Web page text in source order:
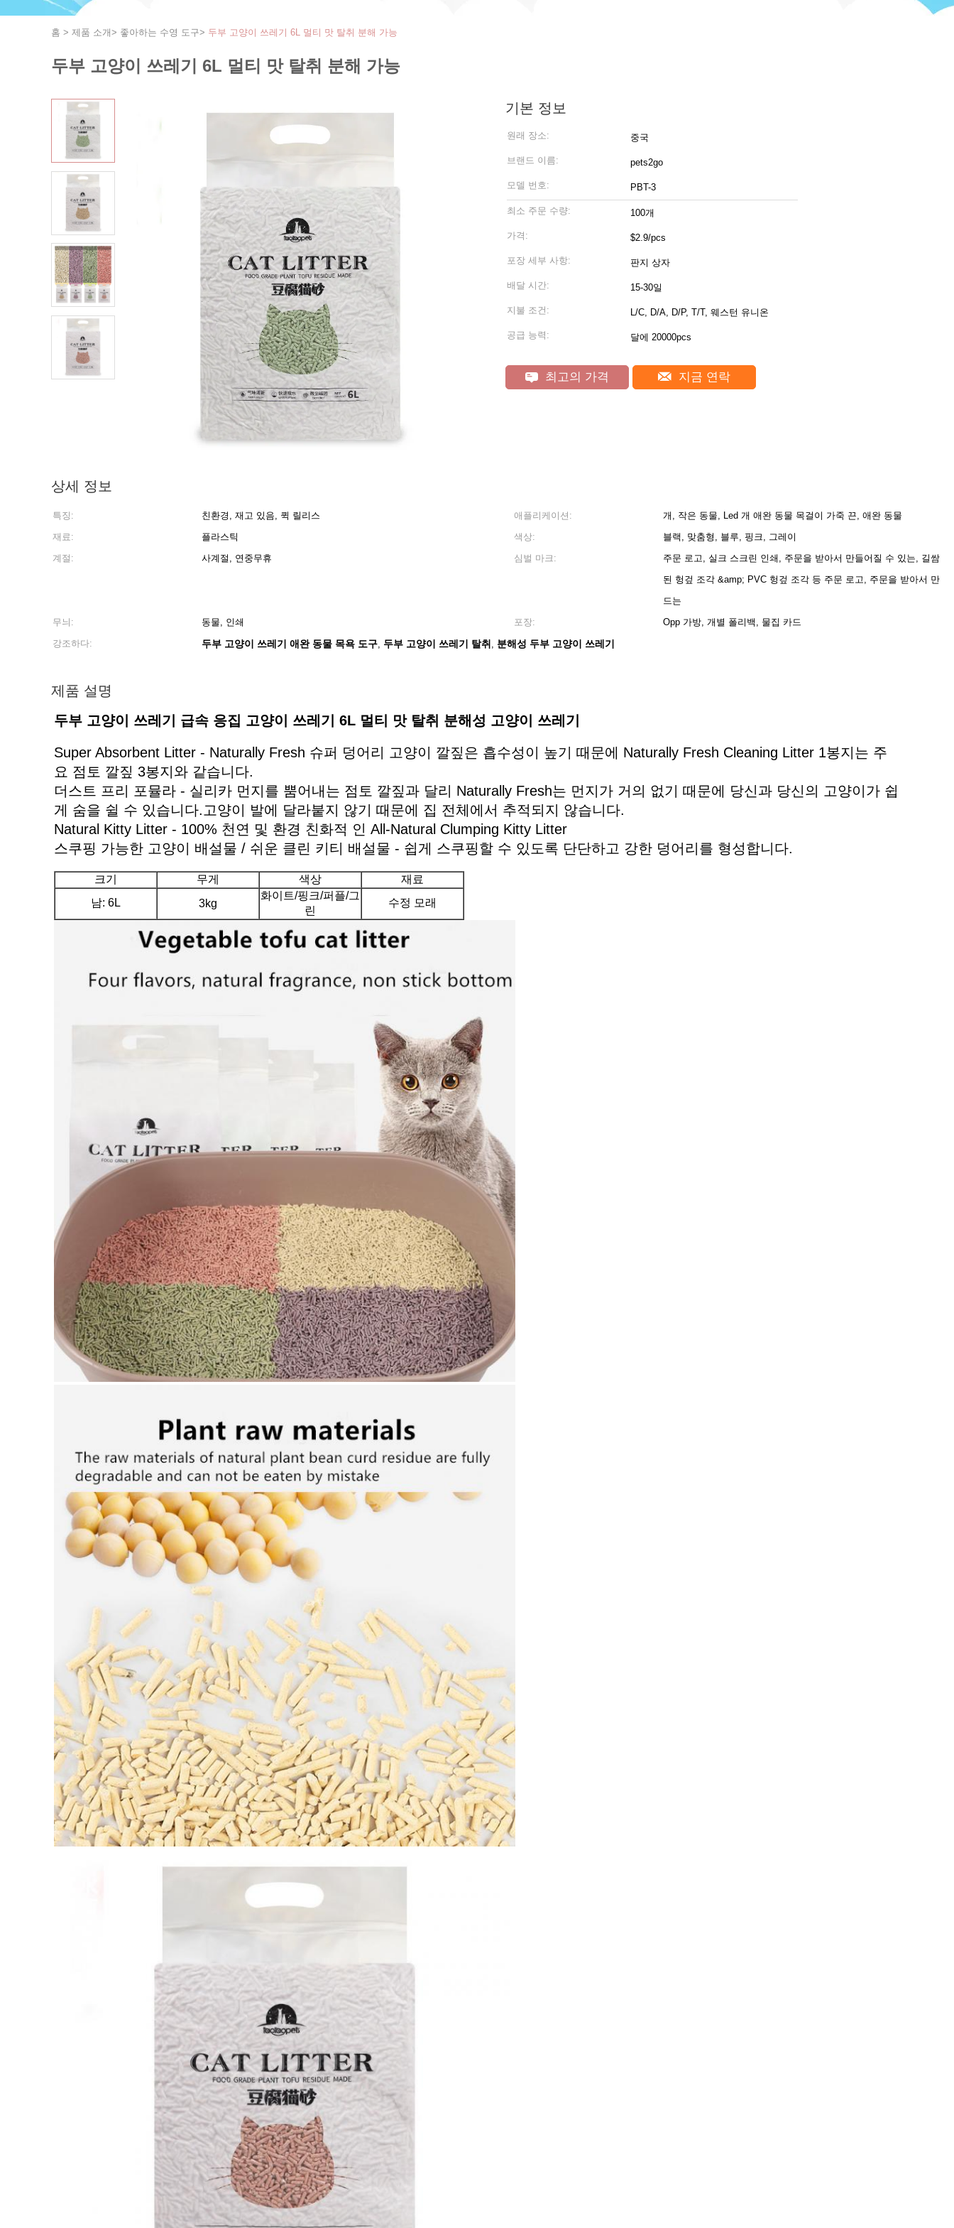
홈 > 제품 소개> 좋아하는 수영 도구> 두부 고양이 쓰레기 6L 멀티 맛 탈취 분해 가능
두부 고양이 쓰레기 6L 멀티 맛 탈취 분해 가능
기본 정보
원래 장소: 중국
브랜드 이름: pets2go
모델 번호: PBT-3
최소 주문 수량: 100개
가격: $2.9/pcs
포장 세부 사항: 판지 상자
배달 시간: 15-30일
지불 조건: L/C, D/A, D/P, T/T, 웨스턴 유니온
공급 능력: 달에 20000pcs
최고의 가격 지금 연락
상세 정보
특징: 친환경, 재고 있음, 퀵 릴리스 애플리케이션:
개, 작은 동물, Led 개 애완 동물 목걸이 가죽 끈, 애완 동물
재료:
플라스틱 색상:
블랙, 맞춤형, 블루, 핑크, 그레이
계절:
사계절, 연중무휴 심벌 마크:
주문 로고, 실크 스크린 인쇄, 주문을 받아서 만들어질 수 있는, 길쌈
된 헝겊 조각 &amp; PVC 헝겊 조각 등 주문 로고, 주문을 받아서 만
드는
무늬:
동물, 인쇄 포장:
Opp 가방, 개별 폴리백, 물집 카드
강조하다:
두부 고양이 쓰레기 애완 동물 목욕 도구, 두부 고양이 쓰레기 탈취 , 분해성 두부 고양이 쓰레기
제품 설명
두부 고양이 쓰레기 급속 응집 고양이 쓰레기 6L 멀티 맛 탈취 분해성 고양이 쓰레기
Super Absorbent Litter - Naturally Fresh 슈퍼 덩어리 고양이 깔짚은 흡수성이 높기 때문에 Naturally Fresh Cleaning Litter 1봉지는 주
요 점토 깔짚 3봉지와 같습니다.
더스트 프리 포뮬라 - 실리카 먼지를 뿜어내는 점토 깔짚과 달리 Naturally Fresh는 먼지가 거의 없기 때문에 당신과 당신의 고양이가 쉽
게 숨을 쉴 수 있습니다.고양이 발에 달라붙지 않기 때문에 집 전체에서 추적되지 않습니다.
Natural Kitty Litter - 100% 천연 및 환경 친화적 인 All-Natural Clumping Kitty Litter
스쿠핑 가능한 고양이 배설물 / 쉬운 클린 키티 배설물 - 쉽게 스쿠핑할 수 있도록 단단하고 강한 덩어리를 형성합니다.
크기 무게 색상
재료
남: 6L
3kg
화이트/핑크/퍼플/그
린
수정 모래